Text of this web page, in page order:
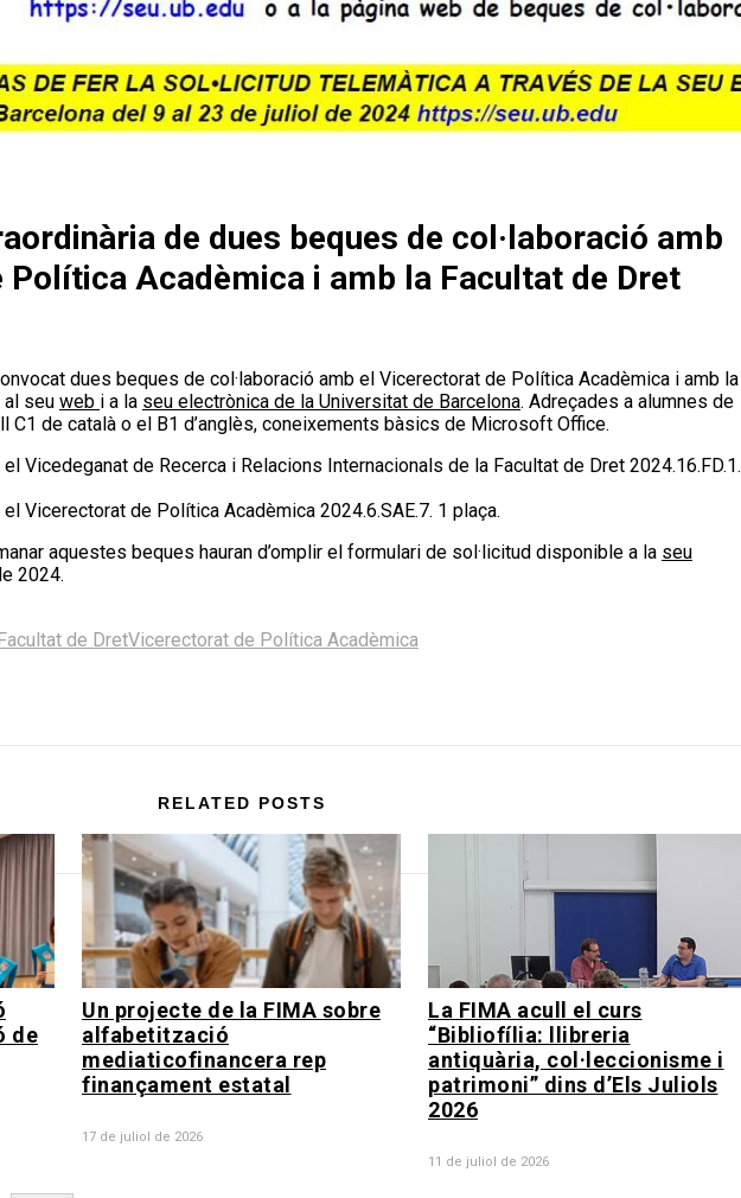
de dues beques de col·laboració amb
Acadèmica i amb la Facultat de Dret
al seu web i a la seu electrònica de la Universitat de Barcelona. Adreçades a alumnes de
C1 de català o el B1 d’anglès, coneixements bàsics de Microsoft Office.
el Vicedeganat de Recerca i Relacions Internacionals de la Facultat de Dret 2024.16.FD.1.
el Vicerectorat de Política Acadèmica 2024.6.SAE.7. 1 plaça.
aquestes beques hauran d’omplir el formulari de sol·licitud disponible a la seu
2024.
Facultat de DretVicerectorat de Política Acadèmica
RELATED POSTS
de
Un projecte de la FIMA sobre
alfabetització
mediaticofinancera rep
finançament estatal
17 de juliol de 2026
La FIMA acull el curs
“Bibliofília: llibreria
antiquària, col·leccionisme i
patrimoni” dins d’Els Juliols
2026
11 de juliol de 2026